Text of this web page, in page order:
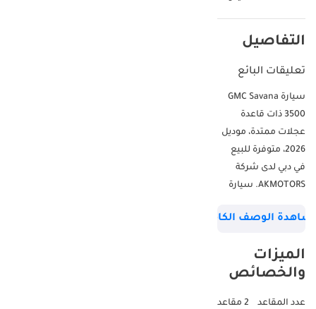
التفاصيل
تعليقات البائع
سيارة GMC Savana
3500 ذات قاعدة
عجلات ممتدة، موديل
2026، متوفرة للبيع
في دبي لدى شركة
AKMOTORS. سيارة
ذات قاعدة عجلات
هي شاحنة عمل متينة
وكاملة الحجم،
الوصف الكامل
الميزات
والخصائص
عدد المقاعد
2 مقاعد